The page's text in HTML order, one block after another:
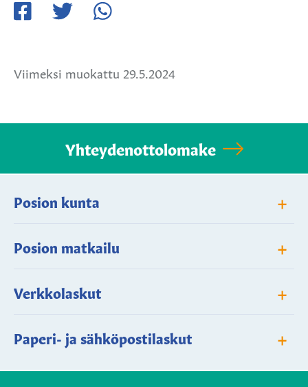
Viimeksi muokattu 29.5.2024
Yhteydenottolomake
Posion kunta +
Posion matkailu +
Verkkolaskut +
Paperi- ja sähköpostilaskut +